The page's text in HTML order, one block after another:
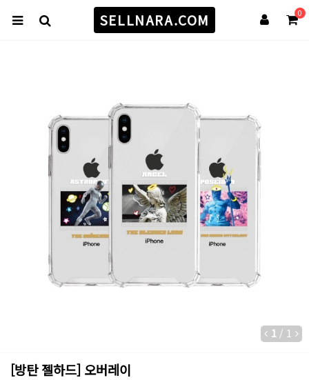
0
SELLNARA.COM
1 / 1
[방탄 젤하드] 오버레이